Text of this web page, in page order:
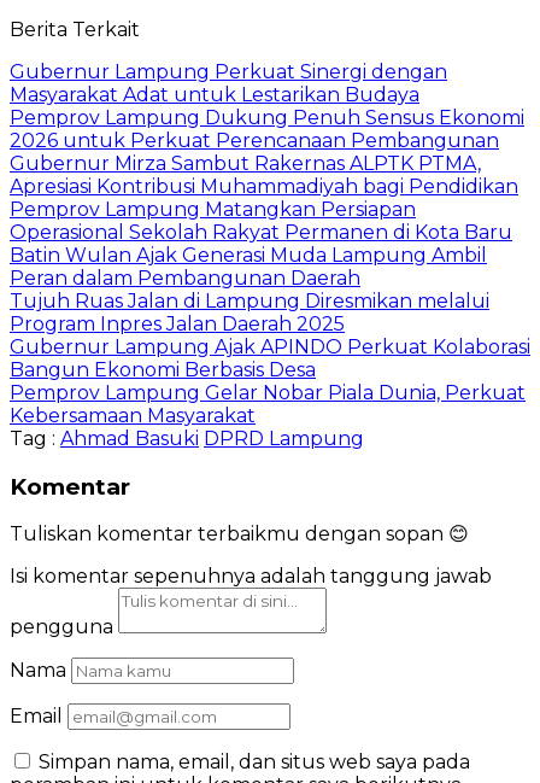
Berita Terkait
Gubernur Lampung Perkuat Sinergi dengan
Masyarakat Adat untuk Lestarikan Budaya
Pemprov Lampung Dukung Penuh Sensus Ekonomi
2026 untuk Perkuat Perencanaan Pembangunan
Gubernur Mirza Sambut Rakernas ALPTK PTMA,
Apresiasi Kontribusi Muhammadiyah bagi Pendidikan
Pemprov Lampung Matangkan Persiapan
Operasional Sekolah Rakyat Permanen di Kota Baru
Batin Wulan Ajak Generasi Muda Lampung Ambil
Peran dalam Pembangunan Daerah
Tujuh Ruas Jalan di Lampung Diresmikan melalui
Program Inpres Jalan Daerah 2025
Gubernur Lampung Ajak APINDO Perkuat Kolaborasi
Bangun Ekonomi Berbasis Desa
Pemprov Lampung Gelar Nobar Piala Dunia, Perkuat
Kebersamaan Masyarakat
Tag : Ahmad Basuki DPRD Lampung
Komentar
Tuliskan komentar terbaikmu dengan sopan 😊
Isi komentar sepenuhnya adalah tanggung jawab
pengguna
Nama
Email
Simpan nama, email, dan situs web saya pada